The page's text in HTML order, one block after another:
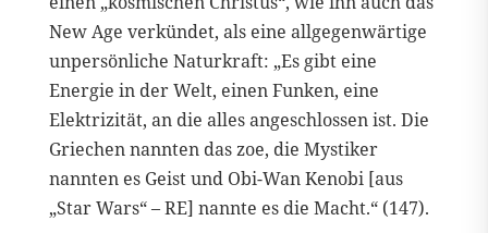
New Age verkündet, als eine allgegenwärtige
unpersönliche Naturkraft: „Es gibt eine
Energie in der Welt, einen Funken, eine
Elektrizität, an die alles angeschlossen ist. Die
Griechen nannten das zoe, die Mystiker
nannten es Geist und Obi-Wan Kenobi [aus
„Star Wars“ – RE] nannte es die Macht.“ (147).